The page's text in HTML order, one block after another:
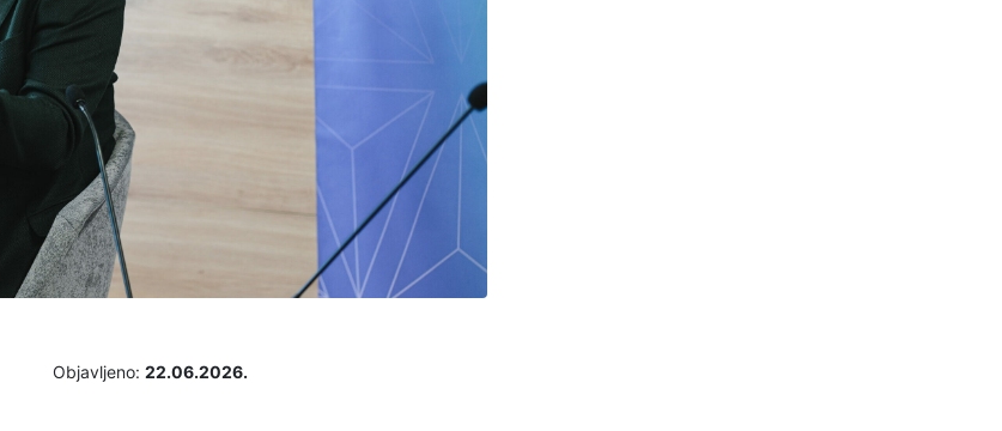
Objavljeno: 22.06.2026.